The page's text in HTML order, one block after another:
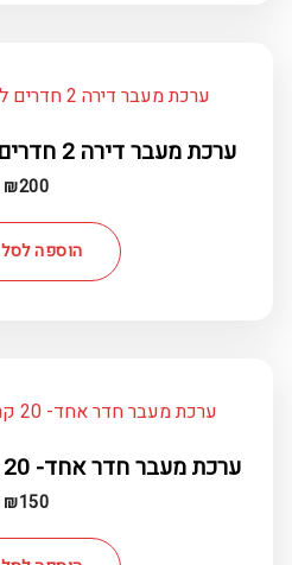
ערכת מעבר דירה 2 חדרים ללא מוצרים נילווים
₪200
הוספה לסל
ערכת מעבר חדר אחד- 20 קרטון ומוצרים נלווים
₪150